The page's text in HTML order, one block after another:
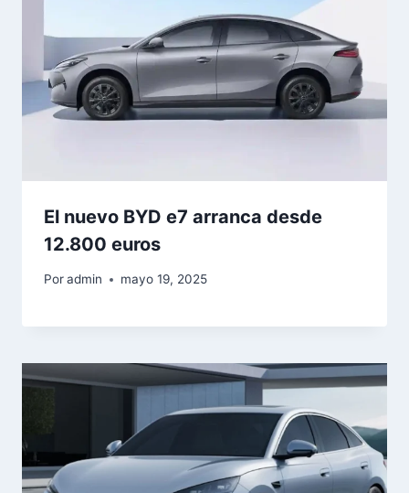
El nuevo BYD e7 arranca desde
12.800 euros
Poradmin mayo 19, 2025